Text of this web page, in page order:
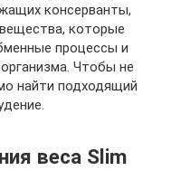
консерванты,
которые
процессы и
Чтобы не
найти подходящий
веса Slim